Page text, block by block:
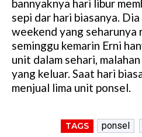
bannyaknya hari libur
sepi dar hari biasanya.
weekend yang seharunya
seminggu kemarin Erni
unit dalam sehari,
yang keluar. Saat hari
menjual lima unit ponsel.
TAGS ponsel